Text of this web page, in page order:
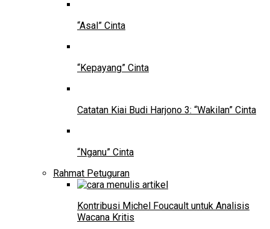
“Asal” Cinta
“Kepayang” Cinta
Catatan Kiai Budi Harjono 3: “Wakilan” Cinta
“Nganu” Cinta
Rahmat Petuguran
Kontribusi Michel Foucault untuk Analisis
Wacana Kritis